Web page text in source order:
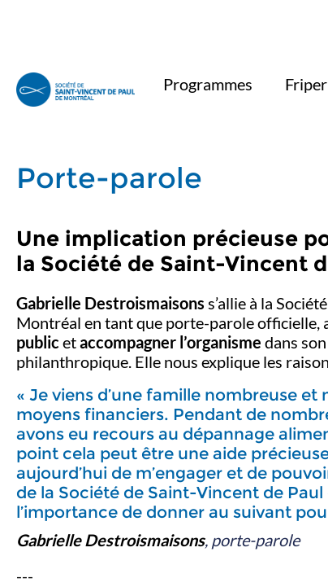
Programmes
Porte-parole
Une implication précieuse
la Société de Saint-Vincent
Gabrielle Destroismaisons s’allie à la
Montréal en tant que porte-parole officielle,
public etaccompagner l’organisme dans
philanthropique. Elle nous explique les
« Je viens d’une famille nombreuse et
moyens financiers. Pendant de
avons eu recours au dépannage
point cela peut être une aide
aujourd’hui de m’engager et de
de la Société de Saint-Vincent de
l’importance de donner au suivant
Gabrielle Destroismaisons, porte-parole
---